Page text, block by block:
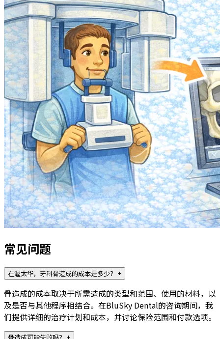
常见问题
在渥太华，牙科骨造成的成本是多少？ +
骨造成的成本取决于所需造成的类型和范围、使用的材料，以
及是否与其他程序相结合。在BluSky Dental的咨询期间，我
们提供详细的治疗计划和成本，并讨论保险范围和付款选项。